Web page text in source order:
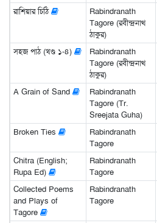
রাশিয়ার চিঠি
Rabindranath
Tagore (রবীন্দ্রনাথ
ঠাকুর)
সহজ পাঠ (খণ্ড ১-৪)
Rabindranath
Tagore (রবীন্দ্রনাথ
ঠাকুর)
A Grain of Sand
Rabindranath
Tagore (Tr.
Sreejata Guha)
Broken Ties
Rabindranath
Tagore
Chitra (English;
Rupa Ed)
Rabindranath
Tagore
Collected Poems
and Plays of
Tagore
Rabindranath
Tagore